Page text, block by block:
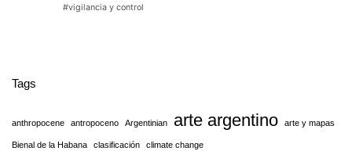
#vigilancia y control
Tags
anthropocene antropoceno Argentinian arte argentino arte y mapas
Bienal de la Habana clasificación
climate change